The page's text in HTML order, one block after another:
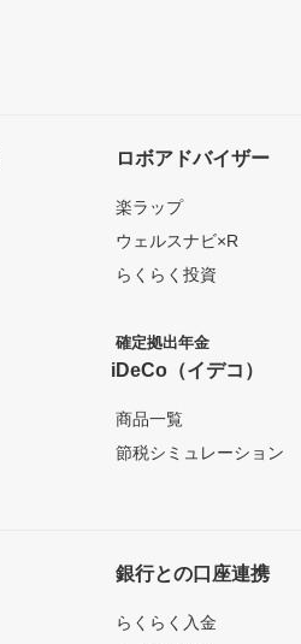
ロボアドバイザー
楽ラップ
ウェルスナビ×R
らくらく投資
確定拠出年金
iDeCo（イデコ）
商品一覧
節税シミュレーション
銀行との口座連携
らくらく入金